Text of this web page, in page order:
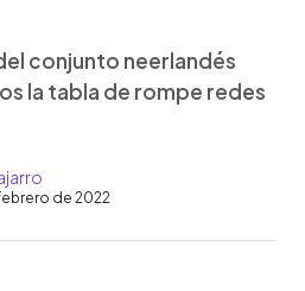
conjunto neerlandés
la tabla de rompe redes
de 2022